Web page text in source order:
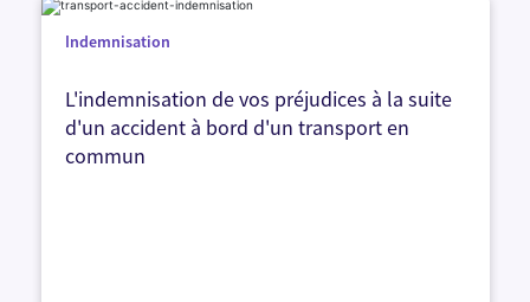
Indemnisation
L'indemnisation de vos préjudices à la suite
d'un accident à bord d'un transport en
commun